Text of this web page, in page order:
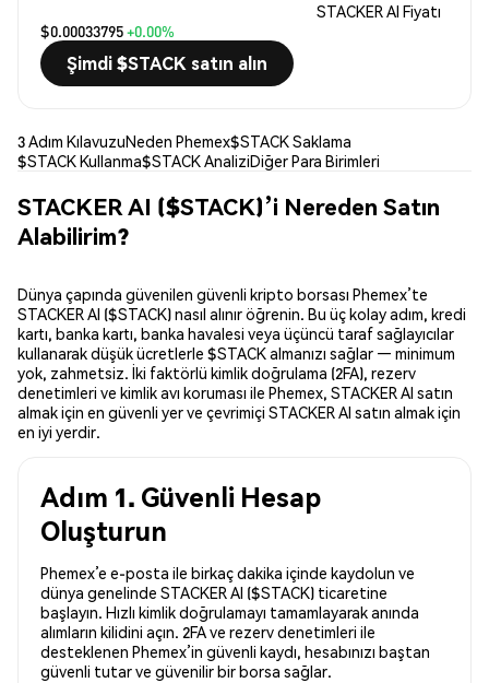
STACKER AI Fiyatı
$0.00033795+0.00%
Şimdi $STACK satın alın
3 Adım KılavuzuNeden Phemex$STACK Saklama
$STACK Kullanma$STACK AnaliziDiğer Para Birimleri
STACKER AI ($STACK)’i Nereden Satın
Alabilirim?
Dünya çapında güvenilen güvenli kripto borsası Phemex’te
STACKER AI ($STACK) nasıl alınır öğrenin. Bu üç kolay adım, kredi
kartı, banka kartı, banka havalesi veya üçüncü taraf sağlayıcılar
kullanarak düşük ücretlerle $STACK almanızı sağlar — minimum
yok, zahmetsiz. İki faktörlü kimlik doğrulama (2FA), rezerv
denetimleri ve kimlik avı koruması ile Phemex, STACKER AI satın
almak için en güvenli yer ve çevrimiçi STACKER AI satın almak için
en iyi yerdir.
Adım 1. Güvenli Hesap
Oluşturun
Phemex’e e-posta ile birkaç dakika içinde kaydolun ve
dünya genelinde STACKER AI ($STACK) ticaretine
başlayın. Hızlı kimlik doğrulamayı tamamlayarak anında
alımların kilidini açın. 2FA ve rezerv denetimleri ile
desteklenen Phemex’in güvenli kaydı, hesabınızı baştan
güvenli tutar ve güvenilir bir borsa sağlar.